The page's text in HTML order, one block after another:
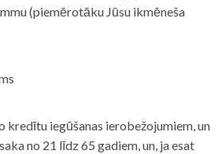
(piemērotāku Jūsu ikmēneša
kredītu iegūšanas ierobežojumiem, un
no 21 līdz 65 gadiem, un, ja esat